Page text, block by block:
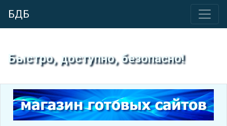
БДБ
Быстро, доступно, безопасно!